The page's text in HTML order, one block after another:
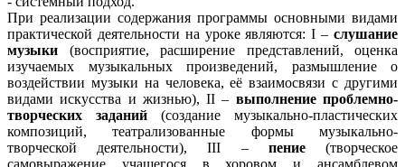
При реализации содержания программы основными видами
практической деятельности на уроке являются: I – слушание
музыки (восприятие, расширение представлений, оценка
изучаемых музыкальных произведений, размышление о
воздействии музыки на человека, её взаимосвязи с другими
видами искусства и жизнью), II – выполнение проблемно-
творческих заданий (создание музыкально-пластических
композиций, театрализованные формы музыкально-
творческой деятельности), III – пение(творческое
самовыражение учащегося в хоровом и ансамблевом